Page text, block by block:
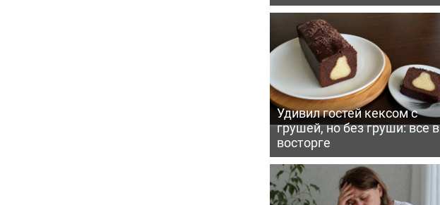
Удивил гостей кексом с
грушей, но без груши: все в
восторге